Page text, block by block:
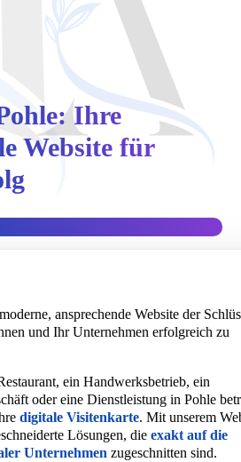
Ihre
Website für
ansprechende Website der
und Ihr Unternehmen erfolgreich zu
ein Handwerksbetrieb, ein
oder eine Dienstleistung in Pohle
digitale Visitenkarte. Mit unserem
Lösungen, dieexakt auf die
Unternehmen zugeschnitten sind.